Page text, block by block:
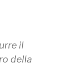
il
della